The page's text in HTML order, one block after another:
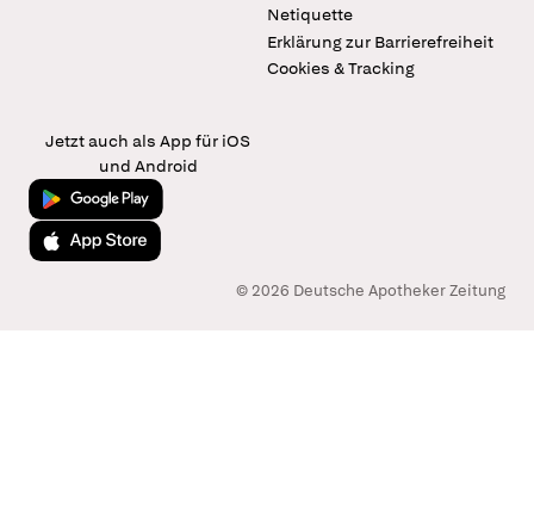
Netiquette
Erklärung zur Barrierefreiheit
Cookies & Tracking
Jetzt auch als App für iOS
und Android
Jetzt bei Google Play
Laden im App Store
© 2026 Deutsche Apotheker Zeitung